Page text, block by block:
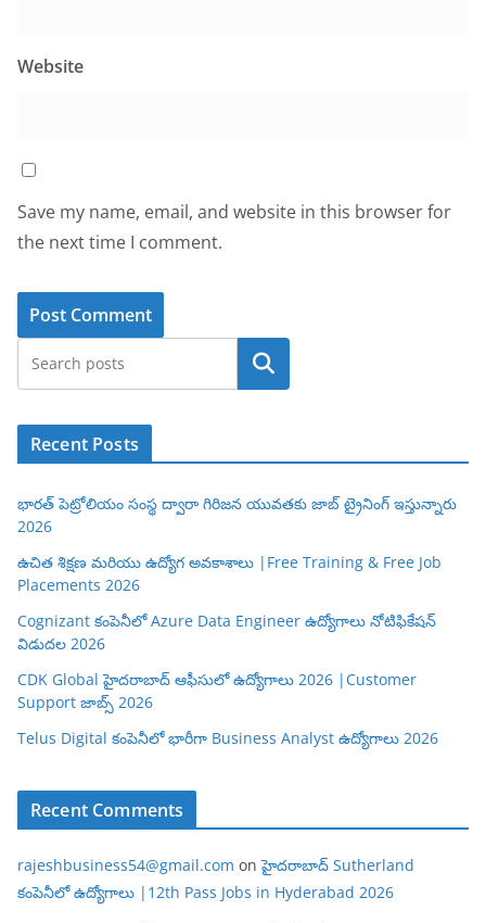
Website
Save my name, email, and website in this browser for
the next time I comment.
Search
Recent Posts
భారత్ పెట్రోలియం సంస్థ ద్వారా గిరిజన యువతకు జాబ్ ట్రైనింగ్ ఇస్తున్నారు
2026
ఉచిత శిక్షణ మరియు ఉద్యోగ అవకాశాలు |Free Training & Free Job
Placements 2026
Cognizant కంపెనీలో Azure Data Engineer ఉద్యోగాలు నోటిఫికేషన్
విడుదల 2026
CDK Global హైదరాబాద్ ఆఫీసులో ఉద్యోగాలు 2026 |Customer
Support జాబ్స్ 2026
Telus Digital కంపెనీలో భారీగా Business Analyst ఉద్యోగాలు 2026
Recent Comments
rajeshbusiness54@gmail.com onహైదరాబాద్ Sutherland
కంపెనీలో ఉద్యోగాలు |12th Pass Jobs in Hyderabad 2026